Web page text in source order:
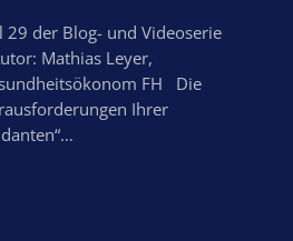
29 der Blog- und Videoserie
Mathias Leyer,
FH Die
Ihrer